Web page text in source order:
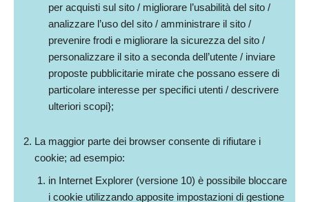
per acquisti sul sito / migliorare l’usabilità del sito /
analizzare l’uso del sito / amministrare il sito /
prevenire frodi e migliorare la sicurezza del sito /
personalizzare il sito a seconda dell’utente / inviare
proposte pubblicitarie mirate che possano essere di
particolare interesse per specifici utenti / descrivere
ulteriori scopi};
La maggior parte dei browser consente di rifiutare i
cookie; ad esempio:
in Internet Explorer (versione 10) è possibile bloccare
i cookie utilizzando apposite impostazioni di gestione